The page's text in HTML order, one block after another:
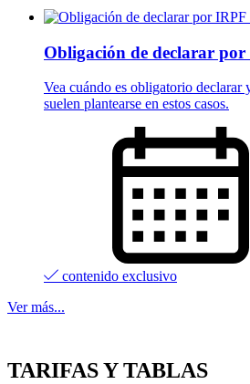
Obligación de declarar
Vea cuándo es obligatorio declarar
suelen plantearse en estos casos.
contenido exclusivo
Ver más...
TARIFAS Y TABLAS